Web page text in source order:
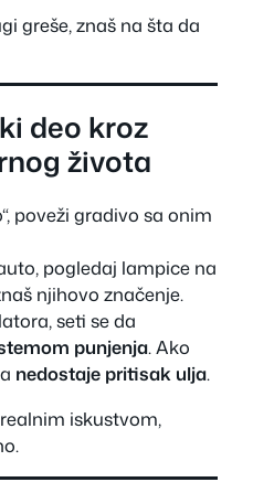
greše, znaš na šta da
deo kroz
života
poveži gradivo sa onim
pogledaj lampice na
njihovo značenje.
seti se da
punjenja. Ako
nedostaje pritisak ulja.
iskustvom,